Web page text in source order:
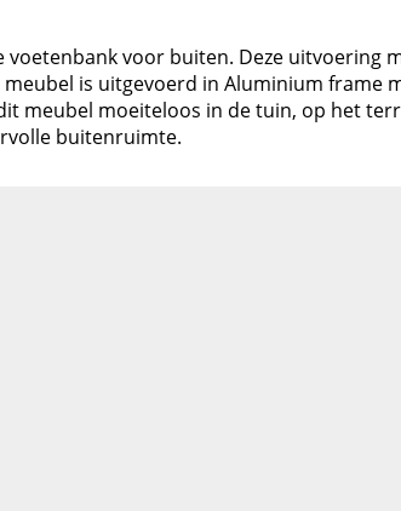
voetenbank voor buiten. Deze
is uitgevoerd in Aluminium frame
meubel moeiteloos in de tuin, op het
buitenruimte.